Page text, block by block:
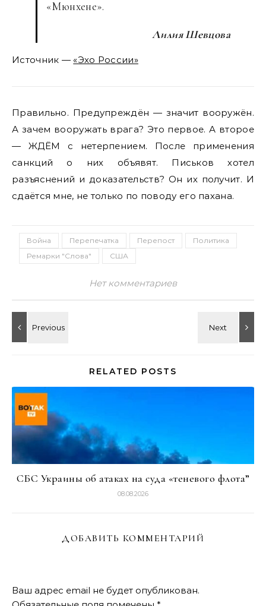
«Мюнхене».
Лилия Шевцова
Источник — «Эхо России»
Правильно. Предупреждён — значит вооружён.
А зачем вооружать врага? Это первое. А второе
— ЖДЁМ с нетерпением. После применения
санкций о них объявят. Письков хотел
разъяснений и доказательств? Он их получит. И
сдаётся мне, не только по поводу его пахана.
Война Перепечатка Перепост
Политика
Ремарки "Слова"
США
Нет комментариев
RELATED POSTS
СБС Украины об атаках на суда «теневого флота”
08.08.2026
ДОБАВИТЬ КОММЕНТАРИЙ
Ваш адрес email не будет опубликован.